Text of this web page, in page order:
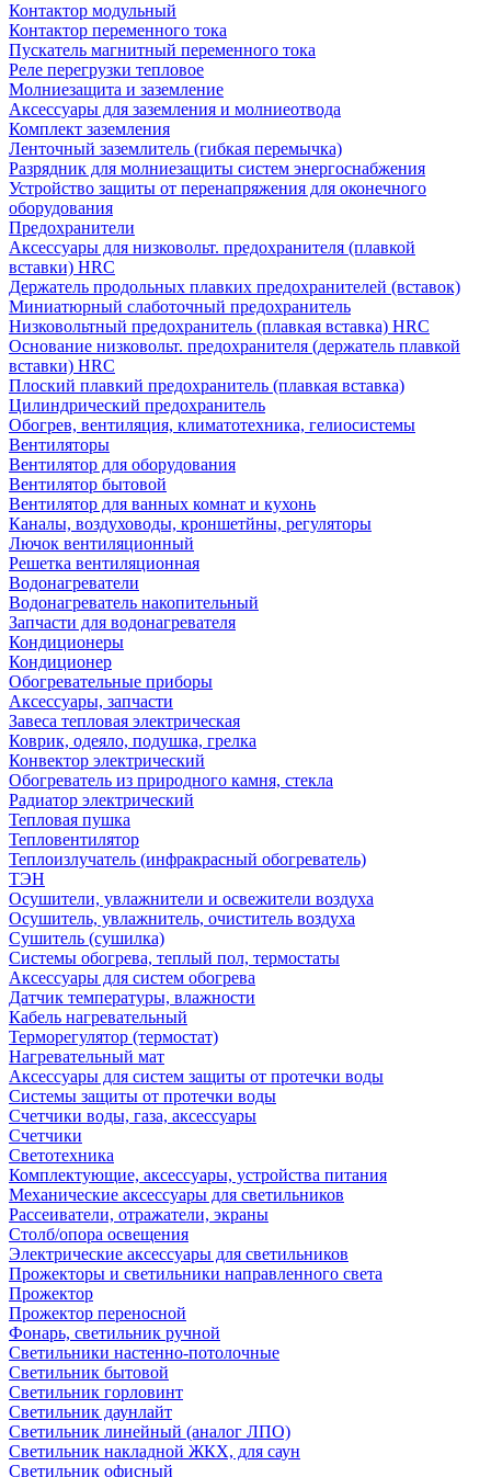
Контактор модульный
Контактор переменного тока
Пускатель магнитный переменного тока
Реле перегрузки тепловое
Молниезащита и заземление
Аксессуары для заземления и молниеотвода
Комплект заземления
Ленточный заземлитель (гибкая перемычка)
Разрядник для молниезащиты систем энергоснабжения
Устройство защиты от перенапряжения для оконечного
оборудования
Предохранители
Аксессуары для низковольт. предохранителя (плавкой
вставки) HRC
Держатель продольных плавких предохранителей (вставок)
Миниатюрный слаботочный предохранитель
Низковольтный предохранитель (плавкая вставка) HRC
Основание низковольт. предохранителя (держатель плавкой
вставки) HRC
Плоский плавкий предохранитель (плавкая вставка)
Цилиндрический предохранитель
Обогрев, вентиляция, климатотехника, гелиосистемы
Вентиляторы
Вентилятор для оборудования
Вентилятор бытовой
Вентилятор для ванных комнат и кухонь
Каналы, воздуховоды, кроншетйны, регуляторы
Лючок вентиляционный
Решетка вентиляционная
Водонагреватели
Водонагреватель накопительный
Запчасти для водонагревателя
Кондиционеры
Кондиционер
Обогревательные приборы
Аксессуары, запчасти
Завеса тепловая электрическая
Коврик, одеяло, подушка, грелка
Конвектор электрический
Обогреватель из природного камня, стекла
Радиатор электрический
Тепловая пушка
Тепловентилятор
Теплоизлучатель (инфракрасный обогреватель)
ТЭН
Осушители, увлажнители и освежители воздуха
Осушитель, увлажнитель, очиститель воздуха
Сушитель (сушилка)
Системы обогрева, теплый пол, термостаты
Аксессуары для систем обогрева
Датчик температуры, влажности
Кабель нагревательный
Терморегулятор (термостат)
Нагревательный мат
Аксессуары для систем защиты от протечки воды
Системы защиты от протечки воды
Счетчики воды, газа, аксессуары
Счетчики
Светотехника
Комплектующие, аксессуары, устройства питания
Механические аксессуары для светильников
Рассеиватели, отражатели, экраны
Столб/опора освещения
Электрические аксессуары для светильников
Прожекторы и светильники направленного света
Прожектор
Прожектор переносной
Фонарь, светильник ручной
Светильники настенно-потолочные
Светильник бытовой
Светильник горловинт
Светильник даунлайт
Светильник линейный (аналог ЛПО)
Светильник накладной ЖКХ, для саун
Светильник офисный